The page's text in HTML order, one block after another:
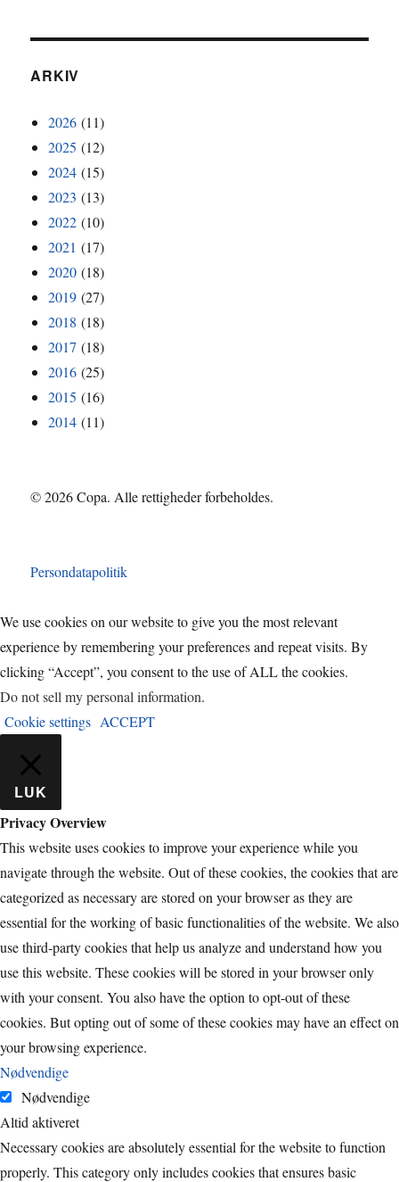
ARKIV
2026 (11)
2025 (12)
2024 (15)
2023 (13)
2022 (10)
2021 (17)
2020 (18)
2019 (27)
2018 (18)
2017 (18)
2016 (25)
2015 (16)
2014 (11)
© 2026 Copa. Alle rettigheder forbeholdes.
Persondatapolitik
We use cookies on our website to give you the most relevant
experience by remembering your preferences and repeat visits. By
clicking “Accept”, you consent to the use of ALL the cookies.
Do not sell my personal information.
Cookie settings ACCEPT
LUK
Privacy Overview
This website uses cookies to improve your experience while you
navigate through the website. Out of these cookies, the cookies that are
categorized as necessary are stored on your browser as they are
essential for the working of basic functionalities of the website. We also
use third-party cookies that help us analyze and understand how you
use this website. These cookies will be stored in your browser only
with your consent. You also have the option to opt-out of these
cookies. But opting out of some of these cookies may have an effect on
your browsing experience.
Nødvendige
Nødvendige
Altid aktiveret
Necessary cookies are absolutely essential for the website to function
properly. This category only includes cookies that ensures basic